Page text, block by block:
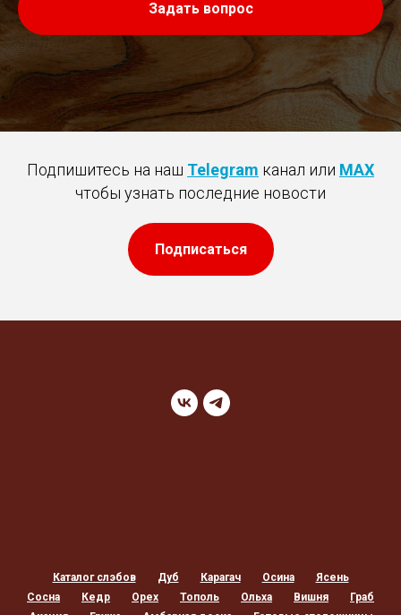
Задать вопрос
Подпишитесь на наш Telegram канал или MAX
чтобы узнать последние новости
Подписаться
Каталог слэбов Дуб Карагач Осина
Ясень
Сосна
Кедр Орех Тополь Ольха Вишня
Граб